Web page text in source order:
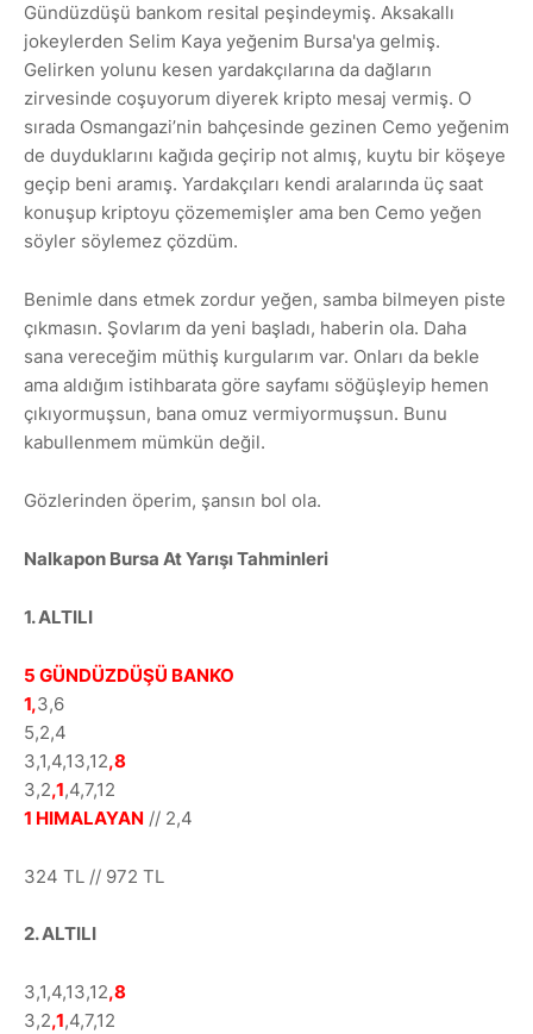
Gündüzdüşü bankom resital peşindeymiş. Aksakallı
jokeylerden Selim Kaya yeğenim Bursa'ya gelmiş.
Gelirken yolunu kesen yardakçılarına da dağların
zirvesinde coşuyorum diyerek kripto mesaj vermiş. O
sırada Osmangazi’nin bahçesinde gezinen Cemo yeğenim
de duyduklarını kağıda geçirip not almış, kuytu bir köşeye
geçip beni aramış. Yardakçıları kendi aralarında üç saat
konuşup kriptoyu çözememişler ama ben Cemo yeğen
söyler söylemez çözdüm.
Benimle dans etmek zordur yeğen, samba bilmeyen piste
çıkmasın. Şovlarım da yeni başladı, haberin ola. Daha
sana vereceğim müthiş kurgularım var. Onları da bekle
ama aldığım istihbarata göre sayfamı söğüşleyip hemen
çıkıyormuşsun, bana omuz vermiyormuşsun. Bunu
kabullenmem mümkün değil.
Gözlerinden öperim, şansın bol ola.
Nalkapon Bursa At Yarışı Tahminleri
1. ALTILI
5 GÜNDÜZDÜŞÜ BANKO
1,3,6
5,2,4
3,1,4,13,12,8
3,2,1,4,7,12
1 HIMALAYAN // 2,4
324 TL // 972 TL
2. ALTILI
3,1,4,13,12,8
3,2,1,4,7,12